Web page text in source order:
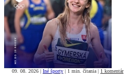
Švaňová 9. v
skoku do diaľky
09. 08. 2026 | Iné športy | 1 min. čítania | 1 komentár